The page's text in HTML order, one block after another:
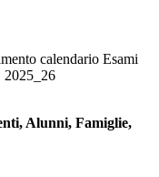
calendario Esami
2025_26
Alunni, Famiglie,